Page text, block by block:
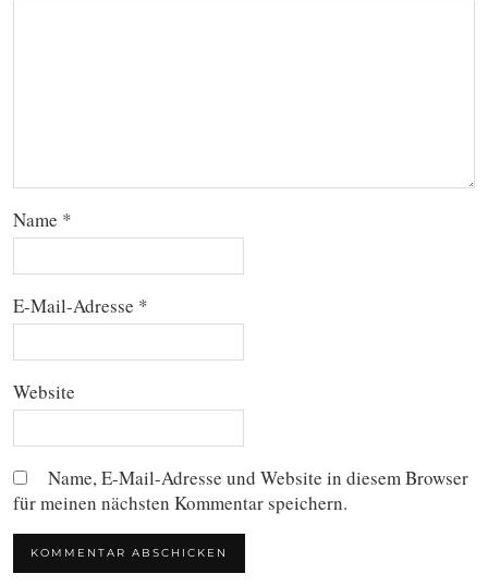
Name *
E-Mail-Adresse *
Website
Name, E-Mail-Adresse und Website in diesem Browser
für meinen nächsten Kommentar speichern.